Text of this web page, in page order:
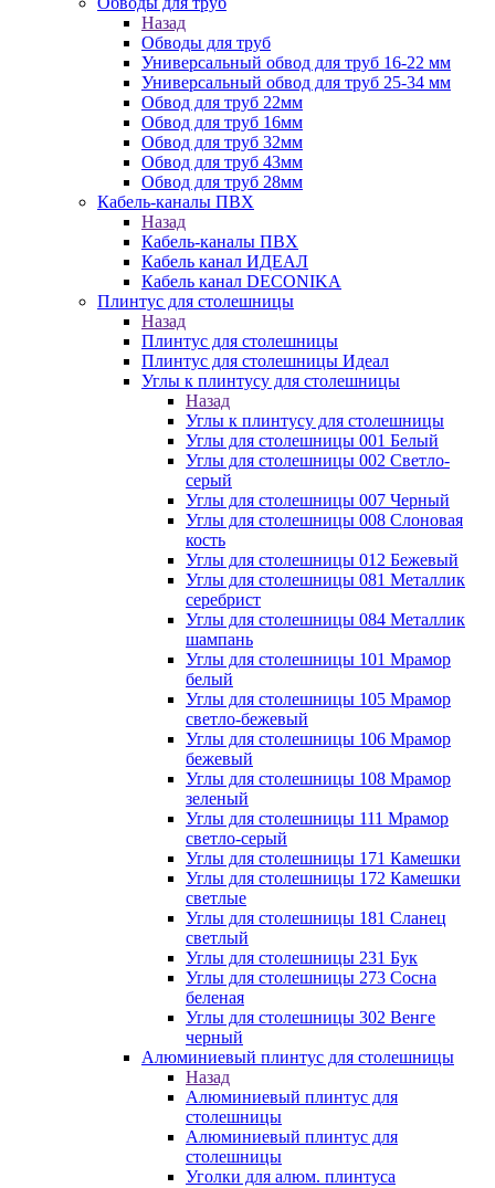
Назад
Обводы для труб
Универсальный обвод для труб 16-22 мм
Универсальный обвод для труб 25-34 мм
Обвод для труб 22мм
Обвод для труб 16мм
Обвод для труб 32мм
Обвод для труб 43мм
Обвод для труб 28мм
Кабель-каналы ПВХ
Назад
Кабель-каналы ПВХ
Кабель канал ИДЕАЛ
Кабель канал DECONIKA
Плинтус для столешницы
Назад
Плинтус для столешницы
Плинтус для столешницы Идеал
Углы к плинтусу для столешницы
Назад
Углы к плинтусу для столешницы
Углы для столешницы 001 Белый
Углы для столешницы 002 Светло-
серый
Углы для столешницы 007 Черный
Углы для столешницы 008 Слоновая
кость
Углы для столешницы 012 Бежевый
Углы для столешницы 081 Металлик
серебрист
Углы для столешницы 084 Металлик
шампань
Углы для столешницы 101 Мрамор
белый
Углы для столешницы 105 Мрамор
светло-бежевый
Углы для столешницы 106 Мрамор
бежевый
Углы для столешницы 108 Мрамор
зеленый
Углы для столешницы 111 Мрамор
светло-серый
Углы для столешницы 171 Камешки
Углы для столешницы 172 Камешки
светлые
Углы для столешницы 181 Сланец
светлый
Углы для столешницы 231 Бук
Углы для столешницы 273 Сосна
беленая
Углы для столешницы 302 Венге
черный
Алюминиевый плинтус для столешницы
Назад
Алюминиевый плинтус для
столешницы
Алюминиевый плинтус для
столешницы
Уголки для алюм. плинтуса